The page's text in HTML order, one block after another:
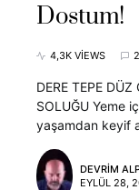
Dostum!
4,3K VIEWS
DERE TEPE
SOLUĞU Yeme
yaşamdan keyif
DEVRIM
EYLÜL 28,